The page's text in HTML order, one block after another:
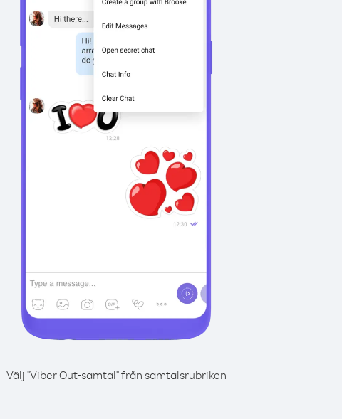
Välj "Viber Out-samtal" från samtalsrubriken